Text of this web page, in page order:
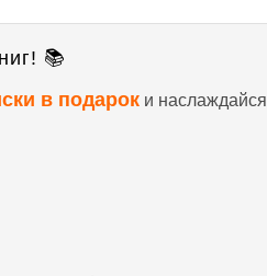
📚
в подарок и наслаждайся